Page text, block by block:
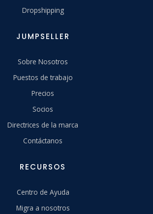
Dropshipping
JUMPSELLER
Sobre Nosotros
Puestos de trabajo
Precios
Socios
Directrices de la marca
Contáctanos
RECURSOS
Centro de Ayuda
Migra a nosotros